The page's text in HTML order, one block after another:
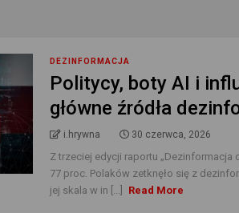
DEZINFORMACJA
Politycy, boty AI i
główne źródła
i.hrywna 30 czerwca, 2026
Z trzeciej edycji raportu „Dezinformacja
77 proc. Polaków zetknęło się z
jej skala w in [...]
Read More